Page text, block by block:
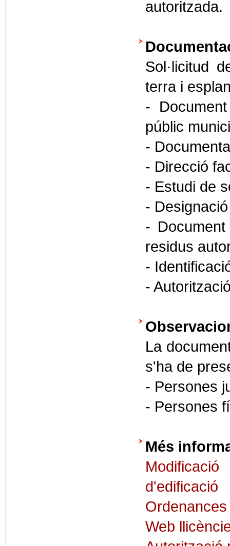
autoritzada.
Sol·licitud
terra i
-
públic
-
- Direcció
- Estudi de
-
-
residus
-
-
La
s'ha de
- Persones
- Persones
Més
d'edificació
Web